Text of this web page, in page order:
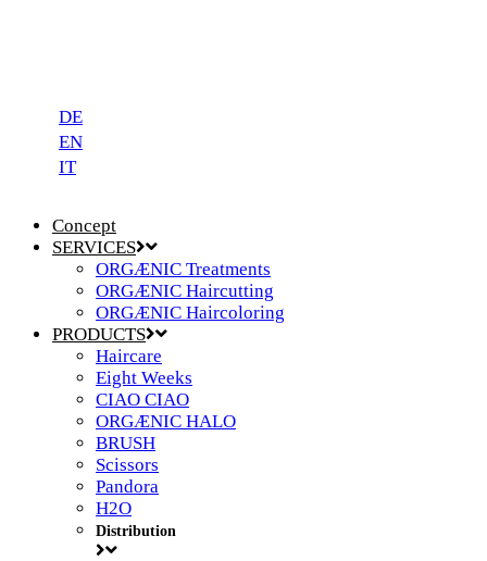
DE
EN
IT
Concept
SERVICES
ORGÆNIC Treatments
ORGÆNIC Haircutting
ORGÆNIC Haircoloring
PRODUCTS
Haircare
Eight Weeks
CIAO CIAO
ORGÆNIC HALO
BRUSH
Scissors
Pandora
H2O
Distribution